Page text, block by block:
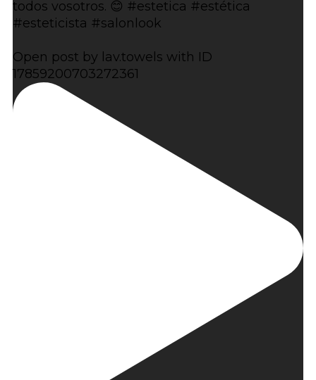
todos vosotros. 😊 #estetica #estética
#esteticista #salonlook
Open post by lav.towels with ID
17859200703272361